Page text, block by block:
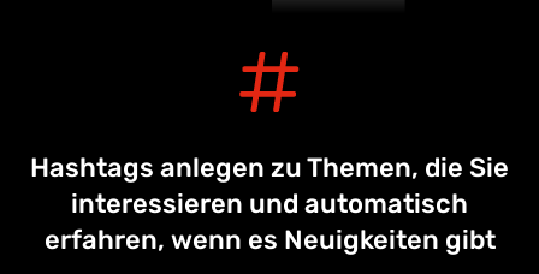
Hashtags anlegen zu Themen, die Sie
interessieren und automatisch
erfahren, wenn es Neuigkeiten gibt